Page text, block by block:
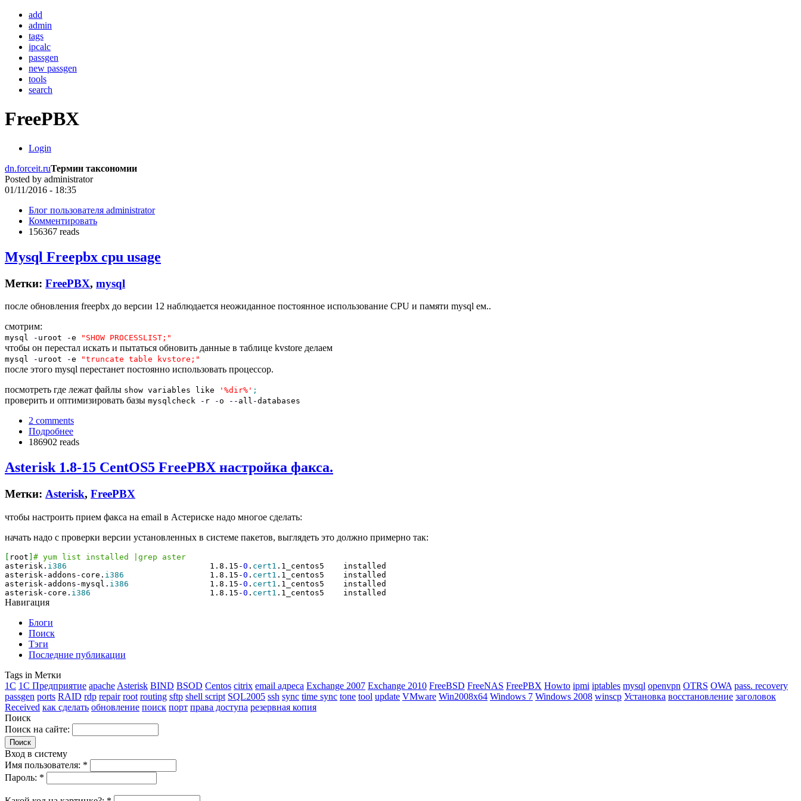
add
admin
tags
ipcalc
passgen
new passgen
tools
search
FreePBX
Login
dn.forceit.ruТермин таксономии
Posted by administrator
01/11/2016 - 18:35
Блог пользователя administrator
Комментировать
156367 reads
Mysql Freepbx cpu usage
Метки: FreePBX, mysql
после обновления freepbx до версии 12 наблюдается неожиданное постоянное использование CPU и памяти mysql ем..
смотрим:
mysql - uroot -e "SHOW PROCESSLIST;"
чтобы он перестал искать и пытаться обновить данные в таблице kvstore делаем
mysql - uroot -e "truncate table kvstore;"
после этого mysql перестанет постоянно использовать процессор.
посмотреть где лежат файлы show variables like '%dir%' ;
проверить и оптимизировать базы mysqlcheck - r -o -- all -databases
2 comments
Подробнее
186902 reads
Asterisk 1.8-15 CentOS5 FreePBX настройка факса.
Метки: Asterisk, FreePBX
чтобы настроить прием факса на email в Астериске надо многое сделать:
начать надо с проверки версии установленных в системе пакетов, выглядеть это должно примерно так:
root # yum list installed |grep aster
asterisk. i386 1.8.15 -0 . cert1 .1_centos5 installed
asterisk - addons - core. i386 1.8.15 -0 . cert1 .1_centos5 installed
asterisk - addons -mysql. i386 1.8.15 -0 . cert1 .1_centos5 installed
asterisk - core. i386 1.8.15 -0 . cert1 .1_centos5 installed
Навигация
Блоги
Поиск
Тэги
Последние публикации
Tags in Метки
1C 1С Предприятие apache Asterisk BIND BSOD Centos citrix email адреса Exchange 2007 Exchange 2010 FreeBSD FreeNAS FreePBX Howto ipmi iptables mysql openvpn OTRS OWA pass. recovery
passgen ports RAID rdp repair root routing sftp shell script SQL2005 ssh sync time sync tone tool update VMware Win2008x64 Windows 7 Windows 2008 winscp Установка восстановление заголовок
Received как сделать обновление поиск порт права доступа резервная копия
Поиск
Поиск на сайте:
Вход в систему
Имя пользователя: *
Пароль: *